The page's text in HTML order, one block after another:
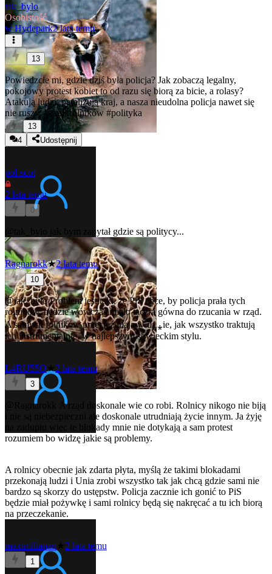
tak_bylo
Osobistość
w Hydepark2 lata temu
13
Powiedzcie mi, gdzie dziś była policja? Jak zobaczą legalny,
pokojowy protest kobiet to od razu się biorą za bicie, a rolasy?
Atakują ludzi, paraliżują kraj, a nasza nieudolna policja nawet się
nie ruszy.#strajkrolników #polityka
13
4
Udostępnij
pol-scot
2 lata temu
0
jak bym zapytał gdzie są politycy...
Ragnarokk★2 lata temu
10
@tak_byloProblem jest taki, że PiS chce, by policja prała tych
rolników, będzie wówczas miało taczki gówna do rzucania w rząd.
A samych rolników przecież mają w d⁎⁎ie, jak wszystko traktują
ich instrumentalnie, w najlepszym sowieckim stylu.
L4RU55O★ 2 lata temu
3
@Ragnarokk
A rząd doskonale wie co robi. Rolnicy nikogo nie biją
i nie są niebezpieczni ale doskonale utrudniają życie innym. Ja żyję
na zadupiu więc te blokady mnie nie dotykają a sam protest
rozumiem bo widzę jakie są problemy.
A rolnicy obecnie jak zdarta płyta, myślą że takimi blokadami
przekonają ludzi i Unia zrobi wszystko tak jak chcą gdzie sami nie
bardzo są skorzy do ustępstw. Policja zacznie ich gonić to PiS
będzie miał pożywkę i sami rolnicy będą się nakręcać a tu ich biorą
na przeczekanie.
maximilianan 2 lata temu
1